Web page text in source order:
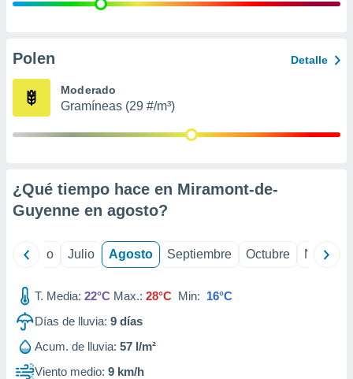
e
publicidad
Polen Detalle
Moderado
Gramíneas (29 #/m³)
¿Qué tiempo hace en Miramont-de-
Guyenne en agosto?
Junio Julio Agosto Septiembre Octubre
T. Media: 22°C Max.: 28°C Min: 16°C
Días de lluvia: 9 días
Acum. de lluvia: 57 l/m²
Viento medio: 9 km/h